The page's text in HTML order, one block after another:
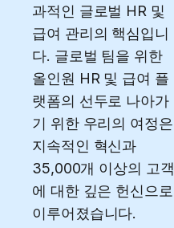
과적인 글로벌 HR 및
급여 관리의 핵심입니
다. 글로벌 팀을 위한
올인원 HR 및 급여 플
랫폼의 선두로 나아가
기 위한 우리의 여정은
지속적인 혁신과
35,000개 이상의 고객
에 대한 깊은 헌신으로
이루어졌습니다.